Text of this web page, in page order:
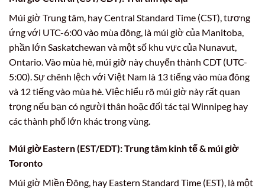
Múi giờ Trung tâm, hay Central Standard Time (CST), tương
ứng với UTC-6:00 vào mùa đông, là múi giờ của Manitoba,
phần lớn Saskatchewan và một số khu vực của Nunavut,
Ontario. Vào mùa hè, múi giờ này chuyển thành CDT (UTC-
5:00). Sự chênh lệch với Việt Nam là 13 tiếng vào mùa đông
và 12 tiếng vào mùa hè. Việc hiểu rõ múi giờ này rất quan
trọng nếu bạn có người thân hoặc đối tác tại Winnipeg hay
các thành phố lớn khác trong vùng.
Múi giờ Eastern (EST/EDT): Trung tâm kinh tế & múi giờ
Toronto
Múi giờ Miền Đông, hay Eastern Standard Time (EST), là một